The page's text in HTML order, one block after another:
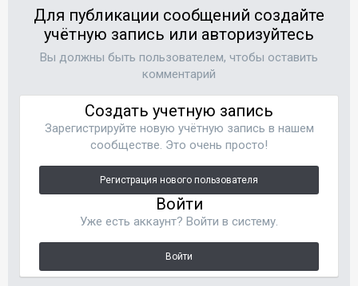
Для публикации сообщений создайте
учётную запись или авторизуйтесь
Вы должны быть пользователем, чтобы оставить
комментарий
Создать учетную запись
Зарегистрируйте новую учётную запись в нашем
сообществе. Это очень просто!
Регистрация нового пользователя
Войти
Уже есть аккаунт? Войти в систему.
Войти